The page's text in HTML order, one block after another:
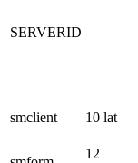
SERVERID
smclient 10 lat
12